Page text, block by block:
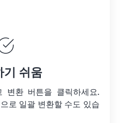
기 쉬움
변환 버튼을 클릭하세요.
로 일괄 변환할 수도 있습